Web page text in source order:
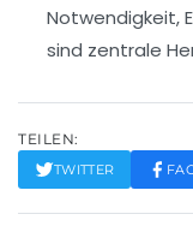
Notwendigkeit,
sind zentrale
TEILEN:
TWITTER